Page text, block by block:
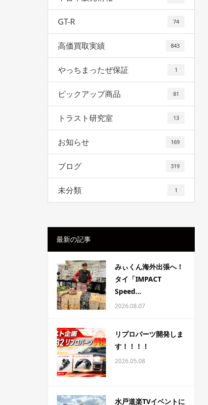
GT-R 74
高価買取実績 843
やっちまったぜ保証 1
ピックアップ商品 81
トラスト研究室 13
お知らせ 169
ブログ 319
未分類 1
最新の記事
みぃくん海外出張へ！
タイ「IMPACT
Speed...
2026.08.07
リプロパーツ開発しま
す！！！！
2026.05.08
水戸道楽TVイベントに